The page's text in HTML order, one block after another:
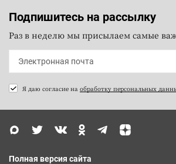
Подпишитесь на рассылку
Раз в неделю мы присылаем самые
Я даю согласие на обработку персональных
Полная версия сайта